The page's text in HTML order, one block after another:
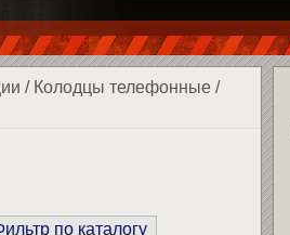
/ Колодцы телефонные /
по каталогу